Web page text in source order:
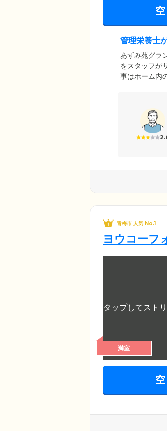
管理栄養士
あずみ苑グラ
をスタッフが
事はホーム内
ペースト食
ので、お気軽
青梅市 人気 No.1
ヨウコーフ
満室